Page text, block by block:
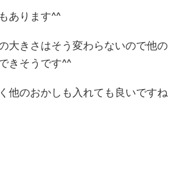
あります^^
大きさはそう変わらないので他の
きそうです^^
他のおかしも入れても良いですね